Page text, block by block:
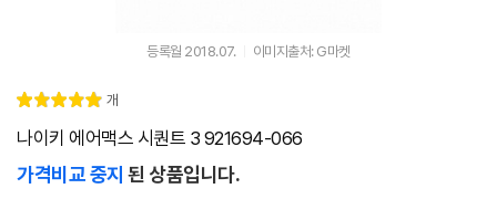
등록월 2018.07. 이미지출처: G마켓
별
점
5.
리
개
나이키 에어맥스 시퀀트 3 921694-066
가격비교 중지 된 상품입니다.